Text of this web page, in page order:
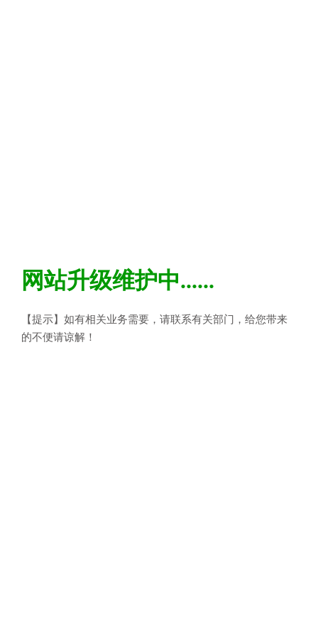
网站升级维护中......
【提示】如有相关业务需要，请联系有关部门，给您带来
的不便请谅解！